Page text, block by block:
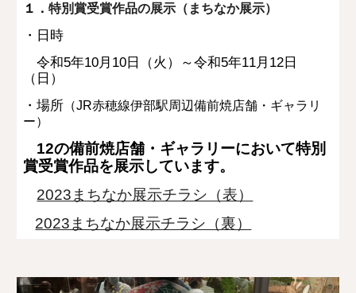
１．特別賞受賞作品の展示（まちなか展示）
・日時
令和5年10月10日（火）～令和5年11月12日
（日）
・場所 （JR赤穂線伊部駅周辺備前焼店舗・ギャラリ
ー）
12の備前焼店舗・ギャラリーにおいて特別
賞受賞作品を展示しています。
2023まちなか展示チラシ（表）
2023まちなか展示チラシ（裏）